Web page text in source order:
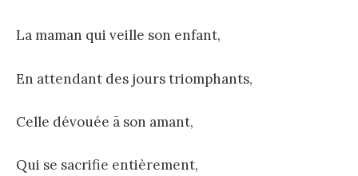
La maman qui veille son enfant,
En attendant des jours triomphants,
Celle dévouée ā son amant,
Qui se sacrifie entièrement,